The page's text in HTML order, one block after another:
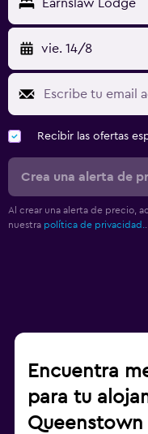
Earnslaw Lodge
vie. 14/8
Recibir las ofertas
Crea una alerta de
Al crear una alerta de precio,
nuestra política de privacidad.
Encuentra
para tu
Queenstown